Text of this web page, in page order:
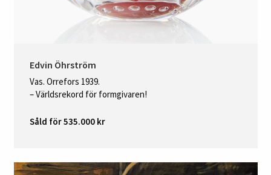
Edvin Öhrström
Vas. Orrefors 1939.
– Världsrekord för formgivaren!
Såld för 535.000 kr